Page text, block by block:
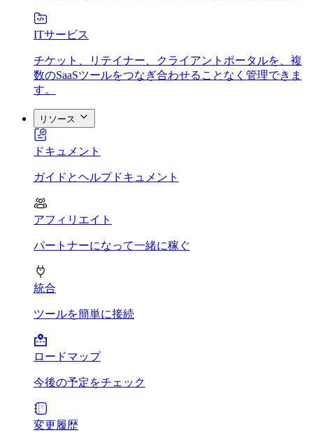
ITサービス
チケット、リテイナー、クライアントポータルを、複
数のSaaSツールをつなぎ合わせることなく管理できま
す。
リソース
ドキュメント
ガイドとヘルプドキュメント
アフィリエイト
パートナーになって一緒に稼ぐ
統合
ツールを簡単に接続
ロードマップ
今後の予定をチェック
変更履歴